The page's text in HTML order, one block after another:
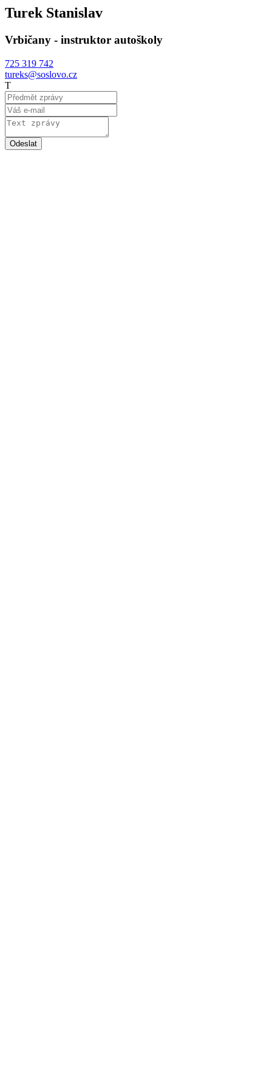
Turek Stanislav
Vrbičany - instruktor autoškoly
725 319 742
tureks@soslovo.cz
T
Odeslat